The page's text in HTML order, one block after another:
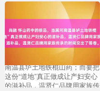
尚融 怀山药中的极品，当属河
南温县垆土地铁棍山药；而要把
这份“道地”真正做成让产妇安心
的滋补品，温贤仁品牌用家族传